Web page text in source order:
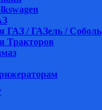
ГАЗ / ГАЗель / Соболь
Тракторов